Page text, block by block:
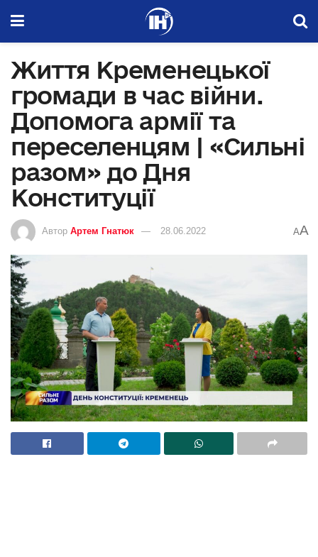
Життя Кременецької
громади в час війни.
Допомога армії та
переселенцям | «Сильні
разом» до Дня
Конституції
Автор Артем Гнатюк 28.06.2022 AA